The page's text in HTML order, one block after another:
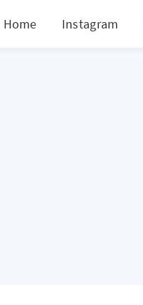
Home Instagram